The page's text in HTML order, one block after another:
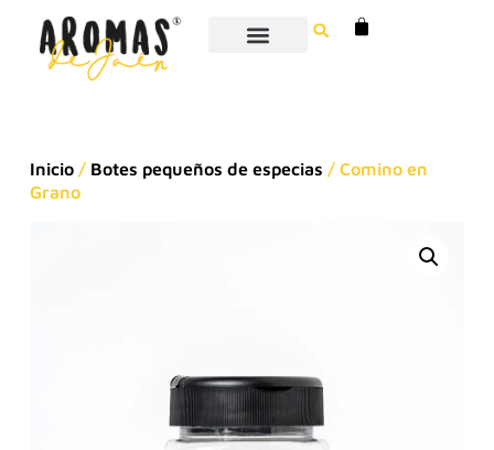
Inicio/ Botes pequeños de especias / Comino en
Grano